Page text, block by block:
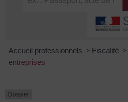
Accueil professionnels > Fiscalité >
entreprises
Dossier